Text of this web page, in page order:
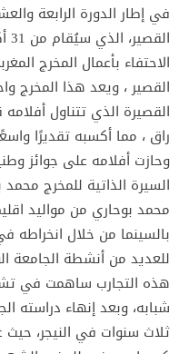
في إطار الدورة الرابعة
الاحتفاء بأعمال المخرج
القصير ، ويعد هذا المخرج
القصيرة الذي تتناول
راق ، مما أكسبه تقديرًا
وحازت أفلامه على جوائز
السيرة الذاتية للمخرج
محمد بوحاري من مواليد
بالسينما من خلال انخراطه
للعديد من أنشطة الجامعة
هذه التجارب ساهمت في
شبابه، وبعد إنهاء
ثلاث سنوات في النيجر،